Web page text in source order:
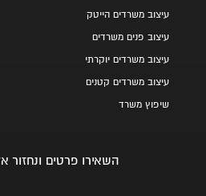
עיצוב משרדים הייטק
עיצוב פנים משרדים
עיצוב משרדים יוקרתי
עיצוב משרדים קטנים
שיפוץ משרד
השאירו פרטים ונחזור